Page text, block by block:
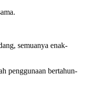
semuanya enak-
penggunaan bertahun-